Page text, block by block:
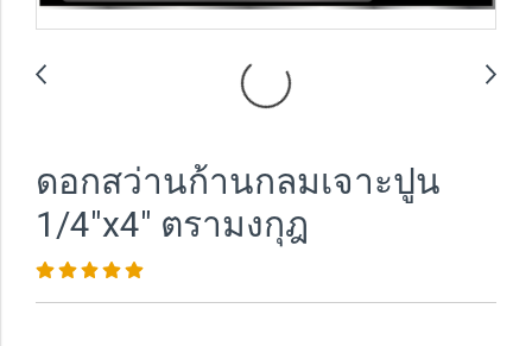
ดอกสว่านก้านกลมเจาะปูน
1/4"x4" ตรามงกุฎ